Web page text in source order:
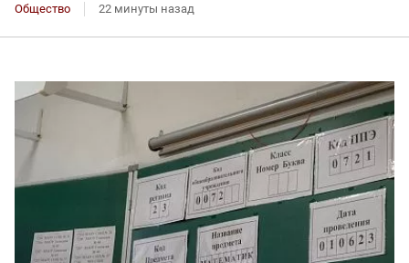
Общество 22 минуты назад